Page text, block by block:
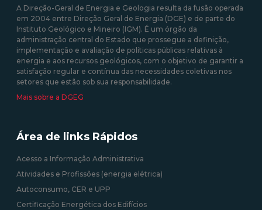
09/09/2020 12:00:00
10/08/2020 12:00:00
A Direção-Geral de Energia e Geologia resulta da fusão operada
em 2004 entre Direção Geral de Energia (DGE) e de parte do
Instituto Geológico e Mineiro (IGM). É um órgão da
administração central do Estado que prossegue a definição,
implementação e avaliação de políticas públicas relativas à
energia e aos recursos geológicos, com o objetivo de garantir a
satisfação regular e contínua das necessidades coletivas nos
setores que estão sob sua responsabilidade.
Mais sobre a DGEG
Área de links Rápidos
Acesso a Informação Administrativa
Atividades e Profissões (energia elétrica)
Autoconsumo, CER e UPP
Certificação Energética dos Edifícios